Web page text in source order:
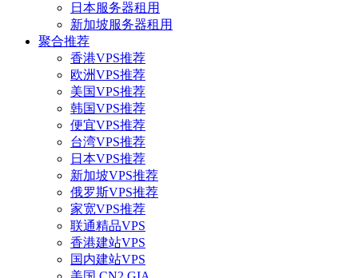
日本服务器租用
新加坡服务器租用
聚合推荐
香港VPS推荐
欧洲VPS推荐
美国VPS推荐
韩国VPS推荐
便宜VPS推荐
台湾VPS推荐
日本VPS推荐
新加坡VPS推荐
俄罗斯VPS推荐
家宽VPS推荐
联通精品VPS
香港建站VPS
国内建站VPS